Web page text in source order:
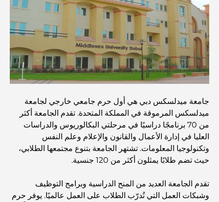
إفطار رمضاني لا يُنسى
المقاهي في منطقة الخليج التجاري: مزيج مثالي من القهوة
والمجتمع
مطاعم دبي الحائزة على نجمة ميشلان: جولة مغامرة لعشاق
الطعام
استكشاف مطاعم جميرا جولف إستيتس: دليل الطهي
Dubai Horse Racing: Where Tradition Meets
Global Competition
الحياة في الجزيرة
جامعة ميدلسكس دبي هي أول حرم جامعي خارجي لجامعة
ميدلسكس المرموقة في المملكة المتحدة. تقدم الجامعة أكثر
من 70 برنامجًا دراسيًا في مرحلتي البكالوريوس والدراسات
العليا في إدارة الأعمال والقانون والإعلام وعلم النفس
وتكنولوجيا المعلومات. تشتهر الجامعة بتنوع مجتمعها الطلابي،
حيث تضم طلابًا يمثلون أكثر من 120 جنسية.
تقدم الجامعة العديد من المنح الدراسية وبرامج التوظيف
وشبكات العمل التي تُدرّب الطلاب على العمل عالميًا. يوفر حرم